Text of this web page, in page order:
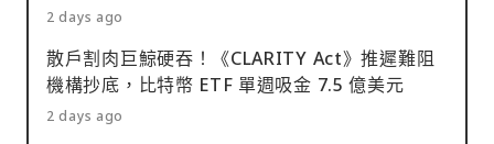
2 days ago
散戶割肉巨鯨硬吞！《CLARITY Act》推遲難阻
機構抄底，比特幣 ETF 單週吸金 7.5 億美元
2 days ago